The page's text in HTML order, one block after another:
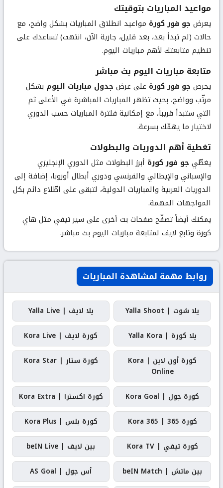
مواعيد المباريات بتوقيتك
يعرض جو فور كورة مواعيد انطلاق المباريات بشكل واضح، مع
حالات (لم تبدأ بعد، بعد قليل، جارية الآن، انتهت) تساعدك على
تنظيم متابعتك لأهم مباريات اليوم.
متابعة مباريات اليوم بث مباشر
يحرص جو فور كورة على عرض جدول مباريات اليوم بشكل
مرتّب وواضح، بحيث تظهر المباريات المباشرة في الأعلى ثم
التي ستبدأ قريباً، مع إمكانية فلترة المباريات حسب الدوري
لاختيار ما يهمّك بسرعة.
تغطية أهم الدوريات والبطولات
يغطّي جو فور كورة أبرز البطولات مثل الدوري الإنجليزي
والإسباني والإيطالي والفرنسي ودوري أبطال أوروبا، إضافة إلى
الدوريات العربية والمباريات الدولية، لتبقى على اطّلاع دائم بكل
المواجهات المهمة.
يمكنك أيضاً تصفّح صفحات بث أخرى على سير تيفي مثل هاي
كورة وتابع لايف لمتابعة مباريات اليوم بث مباشر.
روابط مهمة لمشاهدة المباريات
يلا شوت | Yalla Shoot
يلا لايف | Yalla Live
يلا كورة | Yalla Kora
كورة لايف | Kora Live
كورة أون لاين | Kora
Online
كورة ستار | Kora Star
كورة جول | Kora Goal
كورة اكسترا | Kora Extra
كورة 365 | Kora 365
كورة بلس | Kora Plus
كورة تيفي | Kora TV
بين لايف | beIN Live
بين ماتش | beIN Match
أس جول | AS Goal